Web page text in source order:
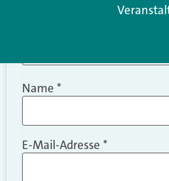
Name *
E-Mail-Adresse *